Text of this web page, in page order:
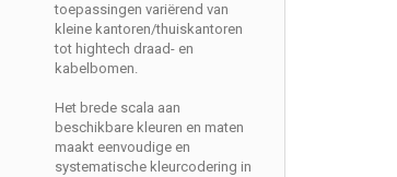
toepassingen variërend van
kleine kantoren/thuiskantoren
tot hightech draad- en
kabelbomen.
Het brede scala aan
beschikbare kleuren en maten
maakt eenvoudige en
systematische kleurcodering in